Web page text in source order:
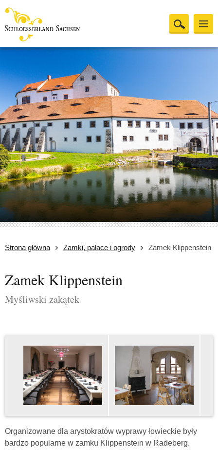
Strona główna Zamki, pałace i ogrody Zamek Klippenstein
Zamek Klippenstein
Myśliwski zakątek
Organizowane dla arystokratów wyprawy łowieckie były
bardzo popularne w zamku Klippenstein w Radeberg.